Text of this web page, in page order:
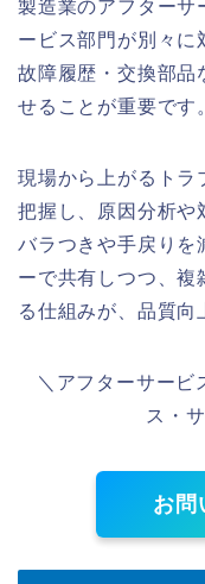
製造業のアフターサ
ービス部門が別々に
故障履歴・交換部品
せることが重要です
現場から上がるトラ
把握し、原因分析や
バラつきや手戻りを
ーで共有しつつ、複
る仕組みが、品質向
＼アフターサービ
ス・
お問